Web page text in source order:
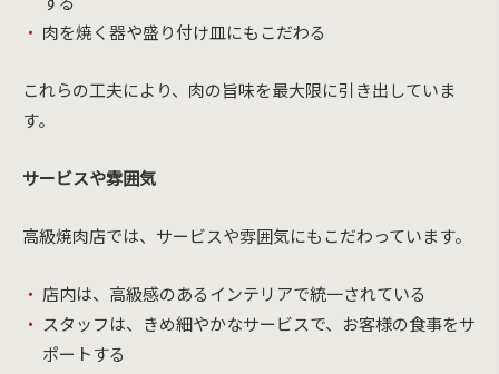
肉を焼く器や盛り付け皿にもこだわる
これらの工夫により、肉の旨味を最大限に引き出していま
す。
サービスや雰囲気
高級焼肉店では、サービスや雰囲気にもこだわっています。
店内は、高級感のあるインテリアで統一されている
スタッフは、きめ細やかなサービスで、お客様の食事をサ
ポートする